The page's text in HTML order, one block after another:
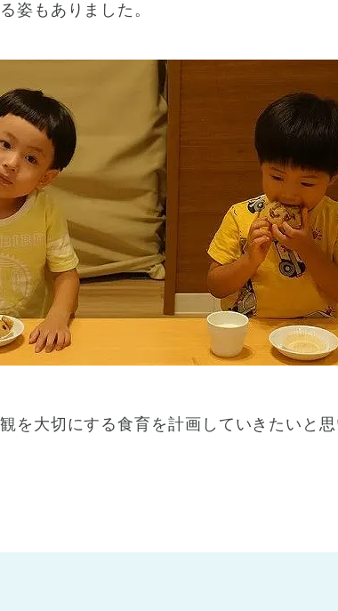
姿もありました。
を大切にする食育を計画していきたいと